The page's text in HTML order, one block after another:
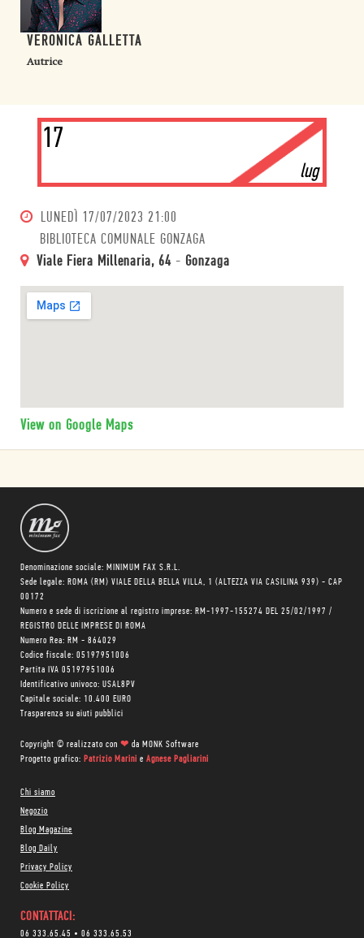
VERONICA GALLETTA
Autrice
17
lug
LUNEDÌ 17/07/2023 21:00
BIBLIOTECA COMUNALE GONZAGA
Viale Fiera Millenaria, 64 - Gonzaga
View on Google Maps
Denominazione sociale: MINIMUM FAX S.R.L.
Sede legale: ROMA (RM) VIALE DELLA BELLA VILLA, 1 (ALTEZZA VIA CASILINA 939) - CAP
00172
Numero e sede di iscrizione al registro imprese: RM-1997-155274 DEL 25/02/1997 /
REGISTRO DELLE IMPRESE DI ROMA
Numero Rea: RM - 864029
Codice fiscale: 05197951006
Partita IVA 05197951006
Identificativo univoco: USAL8PV
Capitale sociale: 10.400 EURO
Trasparenza su aiuti pubblici
Copyright © realizzato con ❤ da MONK Software
Progetto grafico: Patrizio Marini e Agnese Pagliarini
Chi siamo
Negozio
Blog Magazine
Blog Daily
Privacy Policy
Cookie Policy
CONTATTACI:
06 333.65.45 • 06 333.65.53